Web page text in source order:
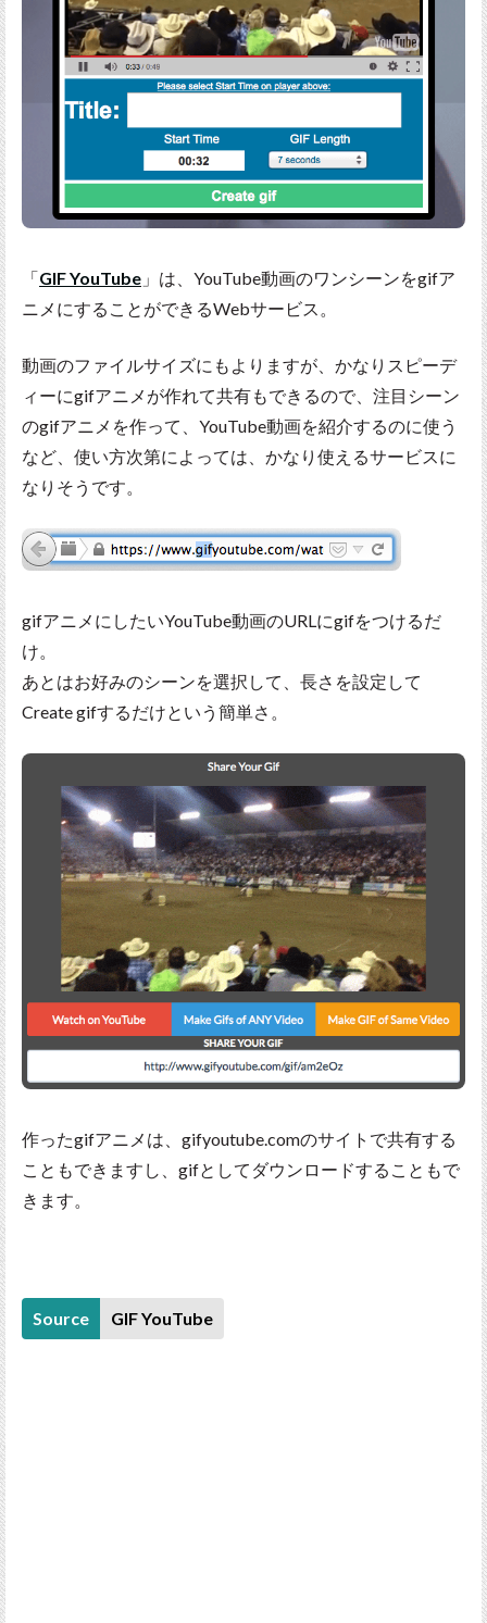
「GIF YouTube 」は、YouTube動画のワンシーンをgifア
ニメにすることができるWebサービス。
動画のファイルサイズにもよりますが、かなりスピーデ
ィーにgifアニメが作れて共有もできるので、注目シーン
のgifアニメを作って、YouTube動画を紹介するのに使う
など、使い方次第によっては、かなり使えるサービスに
なりそうです。
gifアニメにしたいYouTube動画のURLにgifをつけるだ
け。
あとはお好みのシーンを選択して、長さを設定して
Create gifするだけという簡単さ。
作ったgifアニメは、gifyoutube.comのサイトで共有する
こともできますし、gifとしてダウンロードすることもで
きます。
Source GIF YouTube